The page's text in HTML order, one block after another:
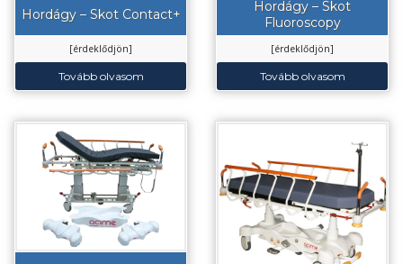
Hordágy – Skot Contact+
[érdeklődjön]
Tovább olvasom
Hordágy – Skot
Fluoroscopy
[érdeklődjön]
Tovább olvasom